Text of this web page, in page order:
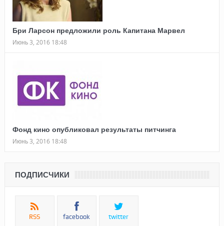
Бри Ларсон предложили роль Капитана Марвел
Июнь 3, 2016 18:48
Фонд кино опубликовал результаты питчинга
Июнь 3, 2016 18:48
ПОДПИСЧИКИ
RSS facebook twitter